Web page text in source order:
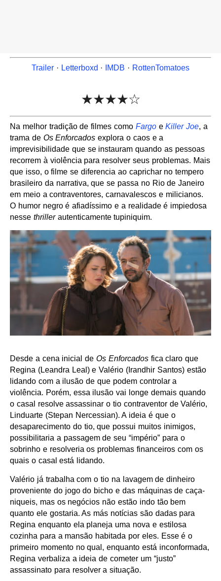
Trailer · Letterboxd · IMDB · RottenTomatoes
★★★★☆
Na melhor tradição de filmes como FargoeKiller Joe, a
trama de Os Enforcados explora o caos e a
imprevisibilidade que se instauram quando as pessoas
recorrem à violência para resolver seus problemas. Mais
que isso, o filme se diferencia ao caprichar no tempero
brasileiro da narrativa, que se passa no Rio de Janeiro
em meio a contraventores, carnavalescos e milicianos.
O humor negro é afiadíssimo e a realidade é impiedosa
nesse thrillerautenticamente tupiniquim.
Desde a cena inicial de Os Enforcadosfica claro que
Regina (Leandra Leal) e Valério (Irandhir Santos) estão
lidando com a ilusão de que podem controlar a
violência. Porém, essa ilusão vai longe demais quando
o casal resolve assassinar o tio contraventor de Valério,
Linduarte (Stepan Nercessian). A ideia é que o
desaparecimento do tio, que possui muitos inimigos,
possibilitaria a passagem de seu “império” para o
sobrinho e resolveria os problemas financeiros com os
quais o casal está lidando.
Valério já trabalha com o tio na lavagem de dinheiro
proveniente do jogo do bicho e das máquinas de caça-
niqueis, mas os negócios não estão indo tão bem
quanto ele gostaria. As más notícias são dadas para
Regina enquanto ela planeja uma nova e estilosa
cozinha para a mansão habitada por eles. Esse é o
primeiro momento no qual, enquanto está inconformada,
Regina verbaliza a ideia de cometer um “justo”
assassinato para resolver a situação.